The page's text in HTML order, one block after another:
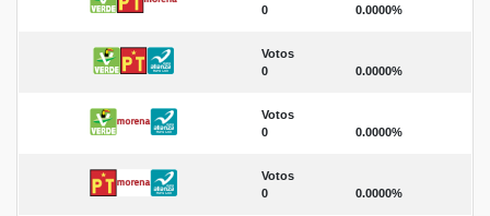
0
0.0000%
Votos
0
0.0000%
Votos
0
0.0000%
Votos
0
0.0000%